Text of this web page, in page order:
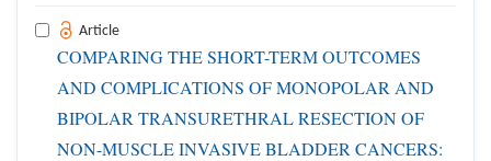
Article
COMPARING THE SHORT-TERM OUTCOMES
AND COMPLICATIONS OF MONOPOLAR AND
BIPOLAR TRANSURETHRAL RESECTION OF
NON-MUSCLE INVASIVE BLADDER CANCERS: